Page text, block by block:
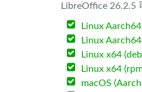
LibreOffice 26.2.5
Linux
Linux
Linux x64
Linux x64
macOS